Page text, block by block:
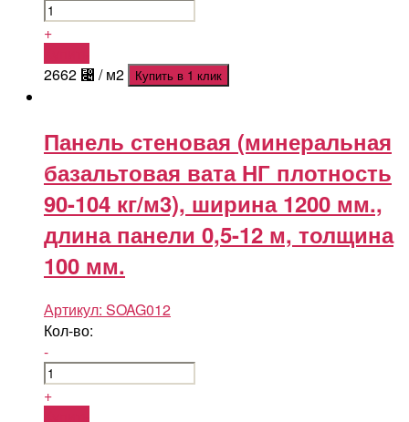
+
2662 ⃄ / м2 Купить в 1 клик
Панель стеновая (минеральная
базальтовая вата НГ плотность
90-104 кг/м3), ширина 1200 мм.,
длина панели 0,5-12 м, толщина
100 мм.
Артикул: SOAG012
Кол-во:
-
+